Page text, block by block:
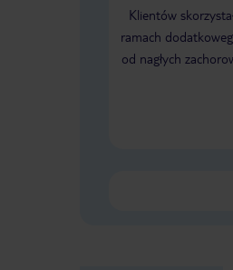
Klientów
ramach
od nagłych